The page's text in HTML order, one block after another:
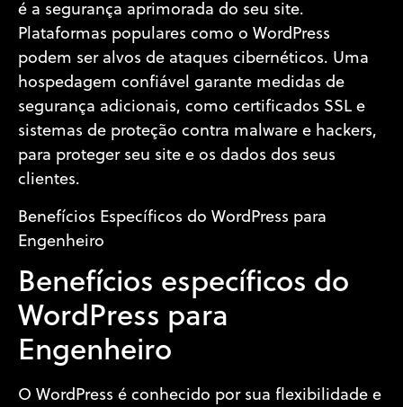
é a segurança aprimorada do seu site.
Plataformas populares como o WordPress
podem ser alvos de ataques cibernéticos. Uma
hospedagem confiável garante medidas de
segurança adicionais, como certificados SSL e
sistemas de proteção contra malware e hackers,
para proteger seu site e os dados dos seus
clientes.
Benefícios Específicos do WordPress para
Engenheiro
Benefícios específicos do
WordPress para
Engenheiro
O WordPress é conhecido por sua flexibilidade e